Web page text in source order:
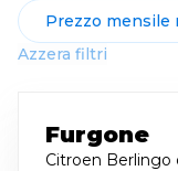
Prezzo mensile
Azzera filtri
Furgone
Citroen Berlingo